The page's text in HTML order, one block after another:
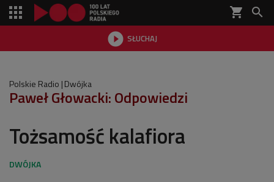
shopping_cart 
 SŁUCHAJ

Polskie Radio Dwójka
Paweł Głowacki: Odpowiedzi
Tożsamość kalafiora